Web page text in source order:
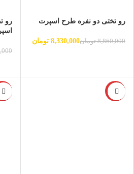
رو تختی دو نفره طرح اسپرت
8,860,000 تومان8,330,000 تومان
رو
-6%
-6%